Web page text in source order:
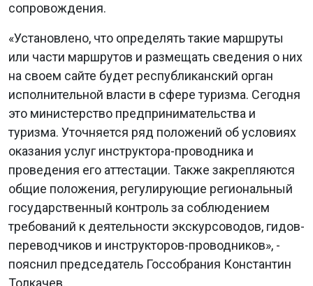
сопровождения.
«Установлено, что определять такие маршруты
или части маршрутов и размещать сведения о них
на своем сайте будет республиканский орган
исполнительной власти в сфере туризма. Сегодня
это министерство предпринимательства и
туризма. Уточняется ряд положений об условиях
оказания услуг инструктора-проводника и
проведения его аттестации. Также закрепляются
общие положения, регулирующие региональный
государственный контроль за соблюдением
требований к деятельности экскурсоводов, гидов-
переводчиков и инструкторов-проводников», -
пояснил председатель Госсобрания Константин
Толкачев.